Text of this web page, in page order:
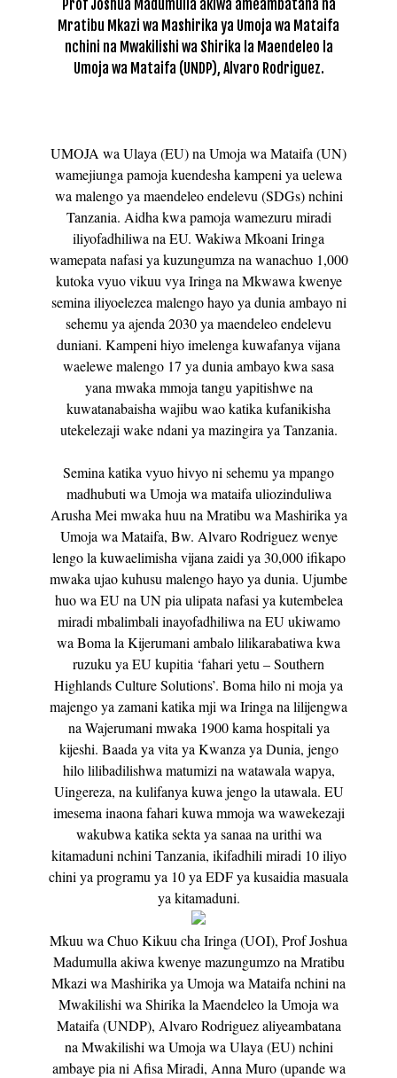
Prof Joshua Madumulla akiwa ameambatana na
Mratibu Mkazi wa Mashirika ya Umoja wa Mataifa
nchini na Mwakilishi wa Shirika la Maendeleo la
Umoja wa Mataifa (UNDP), Alvaro Rodriguez.
UMOJA wa Ulaya (EU) na Umoja wa Mataifa (UN)
wamejiunga pamoja kuendesha kampeni ya uelewa
wa malengo ya maendeleo endelevu (SDGs) nchini
Tanzania. Aidha kwa pamoja wamezuru miradi
iliyofadhiliwa na EU. Wakiwa Mkoani Iringa
wamepata nafasi ya kuzungumza na wanachuo 1,000
kutoka vyuo vikuu vya Iringa na Mkwawa kwenye
semina iliyoelezea malengo hayo ya dunia ambayo ni
sehemu ya ajenda 2030 ya maendeleo endelevu
duniani. Kampeni hiyo imelenga kuwafanya vijana
waelewe malengo 17 ya dunia ambayo kwa sasa
yana mwaka mmoja tangu yapitishwe na
kuwatanabaisha wajibu wao katika kufanikisha
utekelezaji wake ndani ya mazingira ya Tanzania.
Semina katika vyuo hivyo ni sehemu ya mpango
madhubuti wa Umoja wa mataifa uliozinduliwa
Arusha Mei mwaka huu na Mratibu wa Mashirika ya
Umoja wa Mataifa, Bw. Alvaro Rodriguez wenye
lengo la kuwaelimisha vijana zaidi ya 30,000 ifikapo
mwaka ujao kuhusu malengo hayo ya dunia. Ujumbe
huo wa EU na UN pia ulipata nafasi ya kutembelea
miradi mbalimbali inayofadhiliwa na EU ukiwamo
wa Boma la Kijerumani ambalo lilikarabatiwa kwa
ruzuku ya EU kupitia ‘fahari yetu – Southern
Highlands Culture Solutions’. Boma hilo ni moja ya
majengo ya zamani katika mji wa Iringa na lilijengwa
na Wajerumani mwaka 1900 kama hospitali ya
kijeshi. Baada ya vita ya Kwanza ya Dunia, jengo
hilo lilibadilishwa matumizi na watawala wapya,
Uingereza, na kulifanya kuwa jengo la utawala. EU
imesema inaona fahari kuwa mmoja wa wawekezaji
wakubwa katika sekta ya sanaa na urithi wa
kitamaduni nchini Tanzania, ikifadhili miradi 10 iliyo
chini ya programu ya 10 ya EDF ya kusaidia masuala
ya kitamaduni.
Mkuu wa Chuo Kikuu cha Iringa (UOI), Prof Joshua
Madumulla akiwa kwenye mazungumzo na Mratibu
Mkazi wa Mashirika ya Umoja wa Mataifa nchini na
Mwakilishi wa Shirika la Maendeleo la Umoja wa
Mataifa (UNDP), Alvaro Rodriguez aliyeambatana
na Mwakilishi wa Umoja wa Ulaya (EU) nchini
ambaye pia ni Afisa Miradi, Anna Muro (upande wa